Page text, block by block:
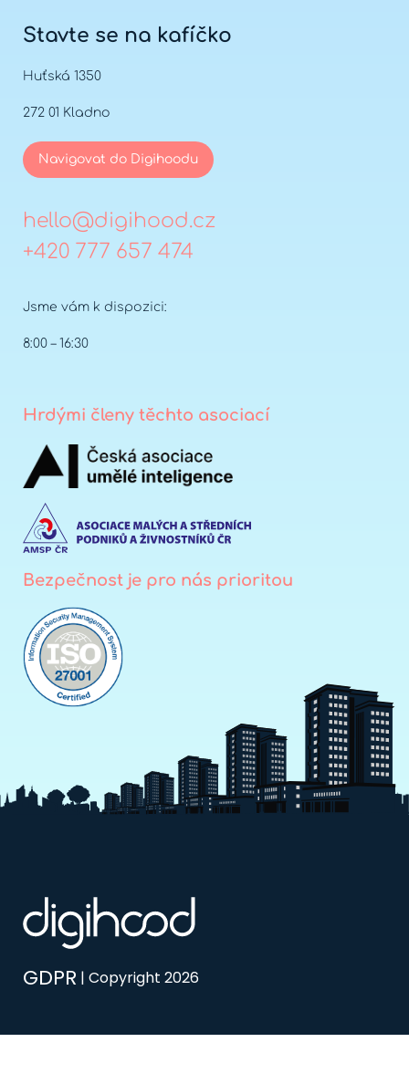
Stavte se na kafíčko
Huťská 1350
272 01 Kladno
Navigovat do Digihoodu
hello@digihood.cz
+420 777 657 474
Jsme vám k dispozici:
8:00 – 16:30
Hrdými členy těchto asociací
Bezpečnost je pro nás prioritou
GDPR | Copyright 2026